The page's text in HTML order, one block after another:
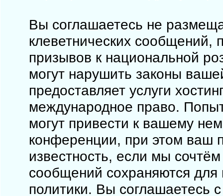
Вы соглашаетесь не
клеветнических сообщений,
призывов к национальной
могут нарушить законы
предоставляет услуги
международное право.
могут привести к вашему
конференции, при этом ваш
известность, если мы
сообщений сохраняются для
политики. Вы соглашаетесь